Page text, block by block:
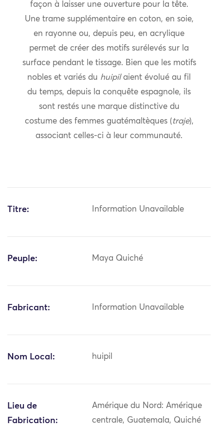
façon à laisser une ouverture pour la tête.
Une trame supplémentaire en coton, en soie,
en rayonne ou, depuis peu, en acrylique
permet de créer des motifs surélevés sur la
surface pendant le tissage. Bien que les motifs
nobles et variés du huipilaient évolué au fil
du temps, depuis la conquête espagnole, ils
sont restés une marque distinctive du
costume des femmes guatémaltèques (traje),
associant celles-ci à leur communauté.
Titre: Information Unavailable
Peuple: Maya Quiché
Fabricant: Information Unavailable
Nom Local: huipil
Lieu de
Fabrication:
Amérique du Nord: Amérique
centrale, Guatemala, Quiché